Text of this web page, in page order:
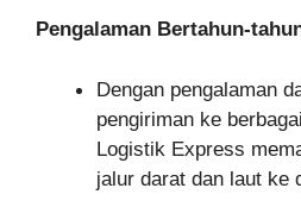
Pengalaman Bertahun-
Dengan pengalaman
pengiriman ke
Logistik Express
jalur darat dan laut ke